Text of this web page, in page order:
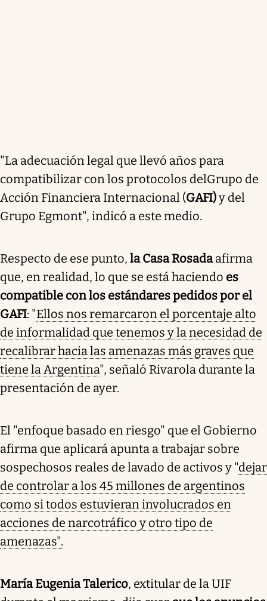
"La adecuación legal que llevó años para
compatibilizar con los protocolos delGrupo de
Acción Financiera Internacional (GAFI)y del
Grupo Egmont", indicó a este medio.
Respecto de ese punto, la Casa Rosadaafirma
que, en realidad, lo que se está haciendo es
compatible con los estándares pedidos por el
GAFI: "Ellos nos remarcaron el porcentaje alto
de informalidad que tenemos y la necesidad de
recalibrar hacia las amenazas más graves que
tiene la Argentina", señaló Rivarola durante la
presentación de ayer.
El "enfoque basado en riesgo" que el Gobierno
afirma que aplicará apunta a trabajar sobre
sospechosos reales de lavado de activos y "dejar
de controlar a los 45 millones de argentinos
como si todos estuvieran involucrados en
acciones de narcotráfico y otro tipo de
amenazas".
María Eugenia Talerico, extitular de la UIF